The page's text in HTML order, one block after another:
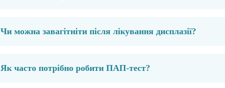
Чи можна завагітніти після лікування дисплазії?
Як часто потрібно робити ПАП-тест?